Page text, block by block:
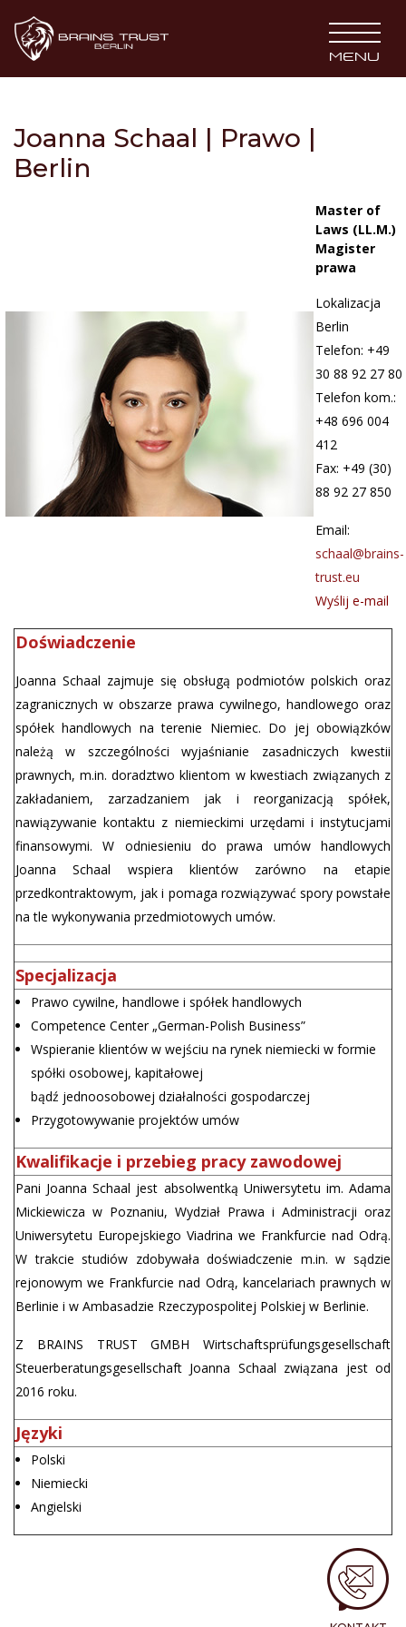
BRAINS TRUST
MENU
Joanna Schaal | Prawo |
Berlin
Master of
Laws (LL.M.)
Magister
prawa
Lokalizacja
Berlin
Telefon: +49
30 88 92 27 80
Telefon kom.:
+48 696 004
412
Fax: +49 (30)
88 92 27 850
Email:
schaal@brains-
trust.eu
Wyślij e-mail
Doświadczenie
Joanna Schaal zajmuje się obsługą podmiotów polskich oraz
zagranicznych w obszarze prawa cywilnego, handlowego oraz
spółek handlowych na terenie Niemiec. Do jej obowiązków
należą w szczególności wyjaśnianie zasadniczych kwestii
prawnych, m.in. doradztwo klientom w kwestiach związanych z
zakładaniem, zarzadzaniem jak i reorganizacją spółek,
nawiązywanie kontaktu z niemieckimi urzędami i instytucjami
finansowymi. W odniesieniu do prawa umów handlowych
Joanna Schaal wspiera klientów zarówno na etapie
przedkontraktowym, jak i pomaga rozwiązywać spory powstałe
na tle wykonywania przedmiotowych umów.
Specjalizacja
Prawo cywilne, handlowe i spółek handlowych
Competence Center „German-Polish Business”
Wspieranie klientów w wejściu na rynek niemiecki w formie
spółki osobowej, kapitałowej
bądź jednoosobowej działalności gospodarczej
Przygotowywanie projektów umów
Kwalifikacje i przebieg pracy zawodowej
Pani Joanna Schaal jest absolwentką Uniwersytetu im. Adama
Mickiewicza w Poznaniu, Wydział Prawa i Administracji oraz
Uniwersytetu Europejskiego Viadrina we Frankfurcie nad Odrą.
W trakcie studiów zdobywała doświadczenie m.in. w sądzie
rejonowym we Frankfurcie nad Odrą, kancelariach prawnych w
Berlinie i w Ambasadzie Rzeczypospolitej Polskiej w Berlinie.
Z BRAINS TRUST GMBH Wirtschaftsprüfungsgesellschaft
Steuerberatungsgesellschaft Joanna Schaal związana jest od
2016 roku.
Języki
Polski
Niemiecki
Angielski